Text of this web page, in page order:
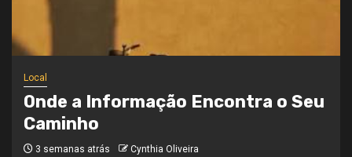
Notícias
Brasil Acelera Investimentos em
Inteligência Artificial e Consolida
sua Transformação Digital